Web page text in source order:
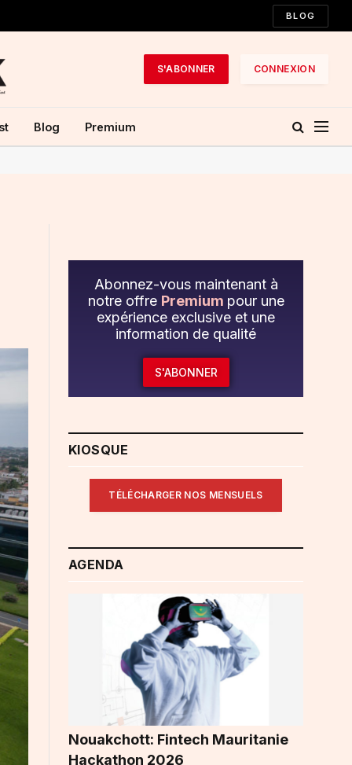
BLOG
S'ABONNER CONNEXION
Blog Premium
Abonnez-vous maintenant à
notre offre Premium pour une
expérience exclusive et une
information de qualité
S'ABONNER
KIOSQUE
TÉLÉCHARGER NOS MENSUELS
AGENDA
Nouakchott: Fintech Mauritanie
Hackathon 2026